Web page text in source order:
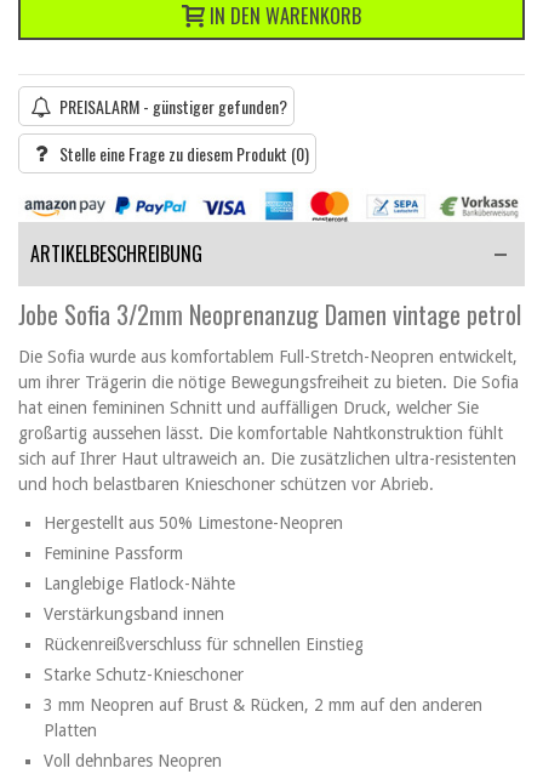
IN DEN WARENKORB
PREISALARM - günstiger gefunden?
Stelle eine Frage zu diesem Produkt (0)
ARTIKELBESCHREIBUNG
Jobe Sofia 3/2mm Neoprenanzug Damen vintage petrol
Die Sofia wurde aus komfortablem Full-Stretch-Neopren entwickelt,
um ihrer Trägerin die nötige Bewegungsfreiheit zu bieten. Die Sofia
hat einen femininen Schnitt und auffälligen Druck, welcher Sie
großartig aussehen lässt. Die komfortable Nahtkonstruktion fühlt
sich auf Ihrer Haut ultraweich an. Die zusätzlichen ultra-resistenten
und hoch belastbaren Knieschoner schützen vor Abrieb.
Hergestellt aus 50% Limestone-Neopren
Feminine Passform
Langlebige Flatlock-Nähte
Verstärkungsband innen
Rückenreißverschluss für schnellen Einstieg
Starke Schutz-Knieschoner
3 mm Neopren auf Brust & Rücken, 2 mm auf den anderen
Platten
Voll dehnbares Neopren